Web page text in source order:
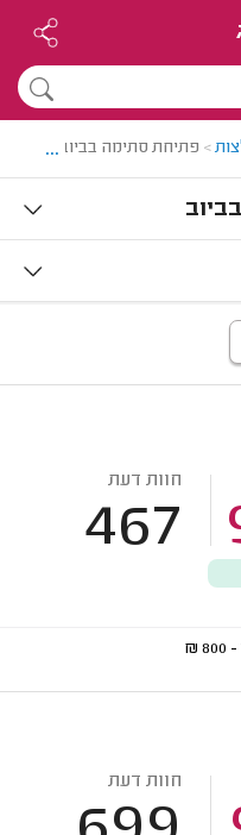
> פתיחת סתימה בביוב ...
חוות דעת
467
₪
חוות דעת